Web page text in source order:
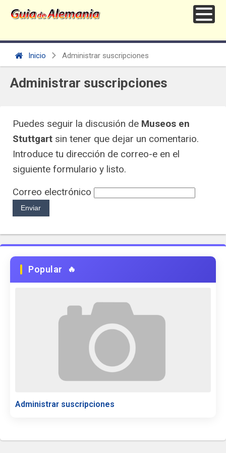
Inicio Administrar suscripciones
Administrar suscripciones
Puedes seguir la discusión de Museos en
Stuttgart sin tener que dejar un comentario.
Introduce tu dirección de correo-e en el
siguiente formulario y listo.
Correo electrónico
Popular
Administrar suscripciones